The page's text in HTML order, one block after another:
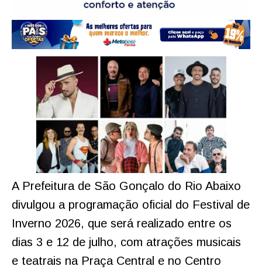
A Prefeitura de São Gonçalo do Rio Abaixo
divulgou a programação oficial do Festival de
Inverno 2026, que será realizado entre os
dias 3 e 12 de julho, com atrações musicais
e teatrais na Praça Central e no Centro